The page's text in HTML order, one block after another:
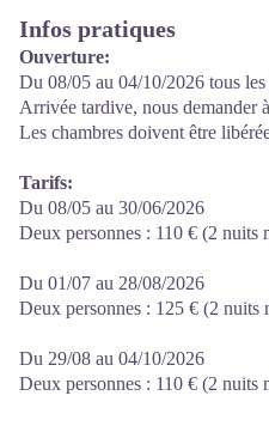
Infos pratiques
Ouverture:
Du 08/05 au 04/10/2026 tous
Arrivée tardive, nous demander
Les chambres doivent être
Tarifs:
Du 08/05 au 30/06/2026
Deux personnes : 110 € (2 nuits
Du 01/07 au 28/08/2026
Deux personnes : 125 € (2 nuits
Du 29/08 au 04/10/2026
Deux personnes : 110 € (2 nuits